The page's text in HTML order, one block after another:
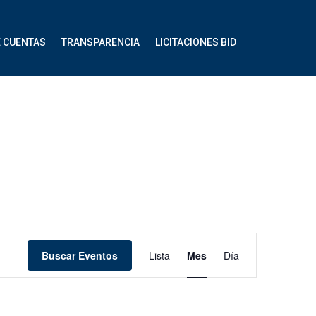
CUENTAS TRANSPARENCIA LICITACIONES BID
Buscar Eventos Lista Mes Día